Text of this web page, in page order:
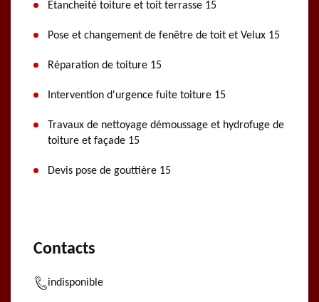
Etancheité toiture et toit terrasse 15
Pose et changement de fenêtre de toit et Velux 15
Réparation de toiture 15
Intervention d'urgence fuite toiture 15
Travaux de nettoyage démoussage et hydrofuge de
toiture et façade 15
Devis pose de gouttière 15
Contacts
indisponible